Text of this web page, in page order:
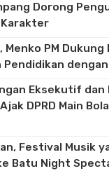
Dorong
Menko PM Dukung
Pendidikan
Eksekutif
DPRD Main
Festival Musik
Batu Night